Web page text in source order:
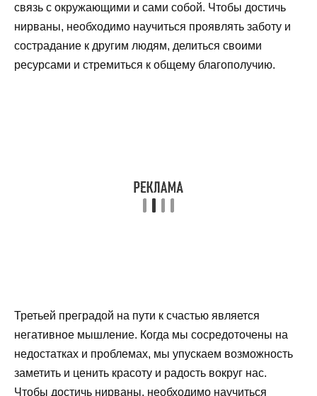
связь с окружающими и сами собой. Чтобы достичь
нирваны, необходимо научиться проявлять заботу и
сострадание к другим людям, делиться своими
ресурсами и стремиться к общему благополучию.
Третьей преградой на пути к счастью является
негативное мышление. Когда мы сосредоточены на
недостатках и проблемах, мы упускаем возможность
заметить и ценить красоту и радость вокруг нас.
Чтобы достичь нирваны, необходимо научиться